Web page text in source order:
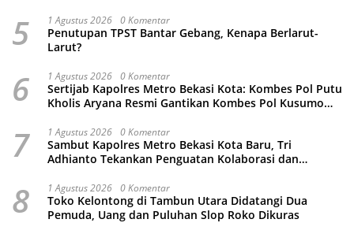
5 1 Agustus 2026 0 Komentar
Penutupan TPST Bantar Gebang, Kenapa Berlarut-
Larut?
6 1 Agustus 2026 0 Komentar
Sertijab Kapolres Metro Bekasi Kota: Kombes Pol Putu
Kholis Aryana Resmi Gantikan Kombes Pol Kusumo
7 1 Agustus 2026 0 Komentar
Sambut Kapolres Metro Bekasi Kota Baru, Tri
Adhianto Tekankan Penguatan Kolaborasi dan
8 1 Agustus 2026 0 Komentar
Toko Kelontong di Tambun Utara Didatangi Dua
Pemuda, Uang dan Puluhan Slop Roko Dikuras